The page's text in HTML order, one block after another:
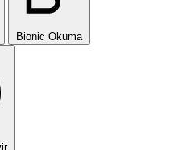
Bionic Okuma